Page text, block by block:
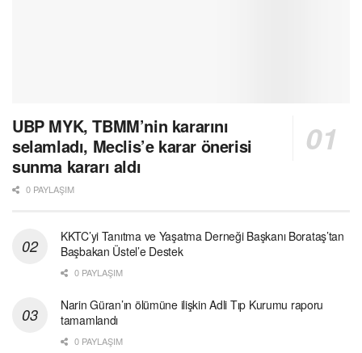
UBP MYK, TBMM’nin kararını
selamladı, Meclis’e karar önerisi
sunma kararı aldı
0 PAYLAŞIM
KKTC’yi Tanıtma ve Yaşatma Derneği Başkanı Borataş’tan
Başbakan Üstel’e Destek
0 PAYLAŞIM
Narin Güran’ın ölümüne ilişkin Adli Tıp Kurumu raporu
tamamlandı
0 PAYLAŞIM